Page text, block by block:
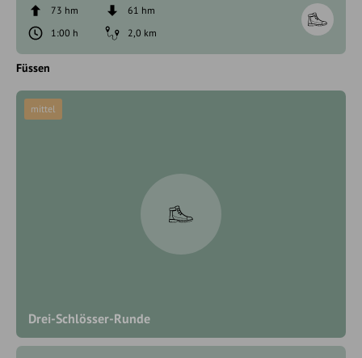
73 hm
61 hm
1:00 h
2,0 km
Füssen
Drei-Schlösser-Runde
mittel